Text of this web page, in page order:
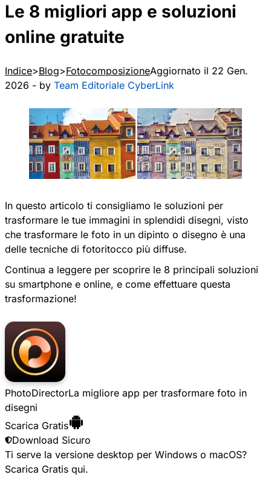
Le 8 migliori app e soluzioni
online gratuite
Indice Blog FotocomposizioneAggiornato il 22 Gen.
2026 - by Team Editoriale CyberLink
In questo articolo ti consigliamo le soluzioni per
trasformare le tue immagini in splendidi disegni, visto
che trasformare le foto in un dipinto o disegno è una
delle tecniche di fotoritocco più diffuse.
Continua a leggere per scoprire le 8 principali soluzioni
su smartphone e online, e come effettuare questa
trasformazione!
PhotoDirectorLa migliore app per trasformare foto in
disegni
Scarica Gratis
Download Sicuro
Ti serve la versione desktop per Windows o macOS?
Scarica Gratis qui.